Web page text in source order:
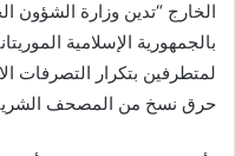
الخارج “تدين وزارة الشؤون
بالجمهورية الإسلامية
لمتطرفين بتكرار التصرفات
حرق نسخ من المصحف